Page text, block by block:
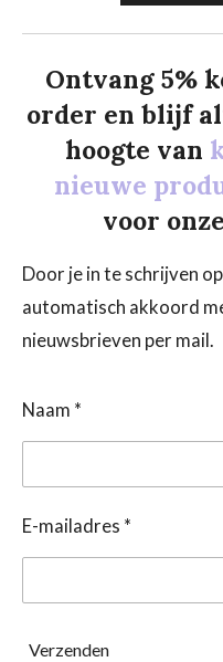
Ontvang 5%
order en blijf
hoogte van
nieuwe
voor
Door je in te schrijven
automatisch akkoord
nieuwsbrieven per mail.
Naam *
E-mailadres *
Verzenden